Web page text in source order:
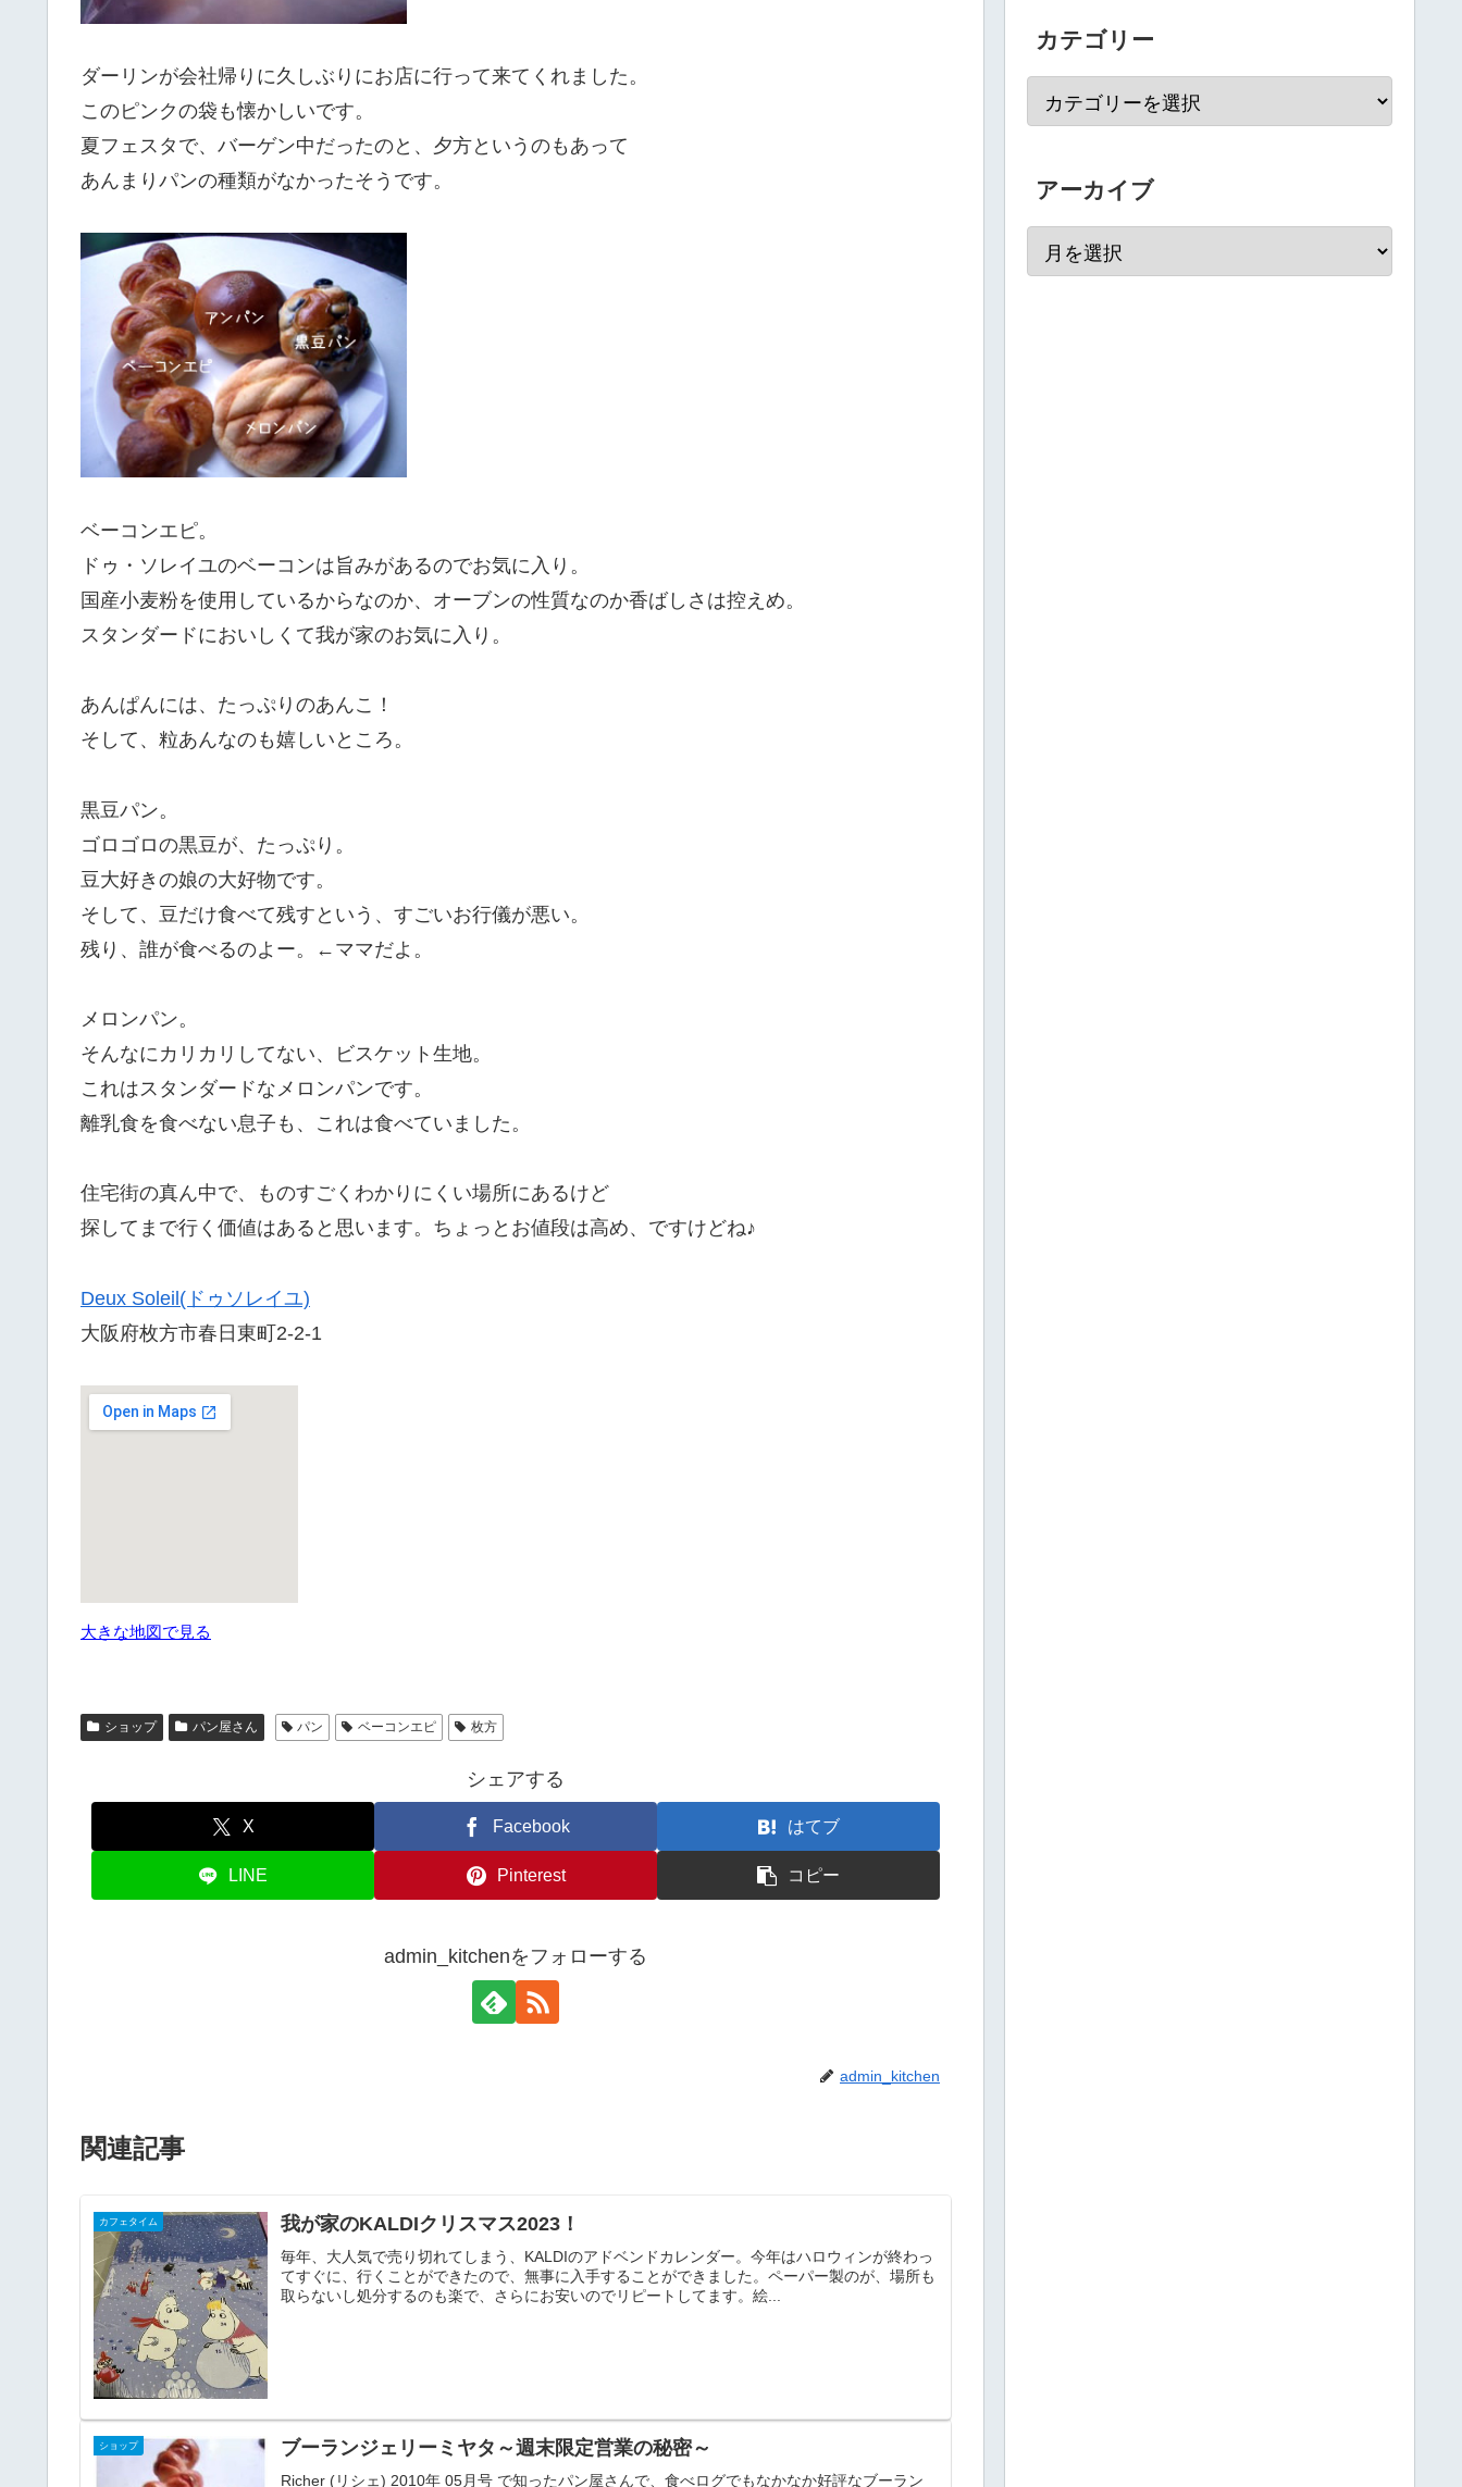
ダーリンが会社帰りに久しぶりにお店に行って来てくれました。
このピンクの袋も懐かしいです。
夏フェスタで、バーゲン中だったのと、夕方というのもあって
あんまりパンの種類がなかったそうです。
ベーコンエピ。
ドゥ・ソレイユのベーコンは旨みがあるのでお気に入り。
国産小麦粉を使用しているからなのか、オーブンの性質なのか香ばしさは控えめ。
スタンダードにおいしくて我が家のお気に入り。
あんぱんには、たっぷりのあんこ！
そして、粒あんなのも嬉しいところ。
黒豆パン。
ゴロゴロの黒豆が、たっぷり。
豆大好きの娘の大好物です。
そして、豆だけ食べて残すという、すごいお行儀が悪い。
残り、誰が食べるのよー。←ママだよ。
メロンパン。
そんなにカリカリしてない、ビスケット生地。
これはスタンダードなメロンパンです。
離乳食を食べない息子も、これは食べていました。
住宅街の真ん中で、ものすごくわかりにくい場所にあるけど
探してまで行く価値はあると思います。ちょっとお値段は高め、ですけどね♪
Deux Soleil(ドゥソレイユ)
大阪府枚方市春日東町2-2-1
大きな地図で見る
ショップ パン屋さん パン ベーコンエピ 枚方
シェアする
X Facebook はてブ
LINE Pinterest コピー
admin_kitchenをフォローする
admin_kitchen
関連記事
カフェタイム 我が家のKALDIクリスマス2023！
毎年、大人気で売り切れてしまう、KALDIのアドベンドカレンダー。今年はハロウィンが終わっ
てすぐに、行くことができたので、無事に入手することができました。ペーパー製のが、場所も
取らないし処分するのも楽で、さらにお安いのでリピートしてます。絵...
ショップ ブーランジェリーミヤタ～週末限定営業の秘密～
Richer (リシェ) 2010年 05月号 で知ったパン屋さんで、食べログでもなかなか好評なブーラン
カテゴリー
アーカイブ